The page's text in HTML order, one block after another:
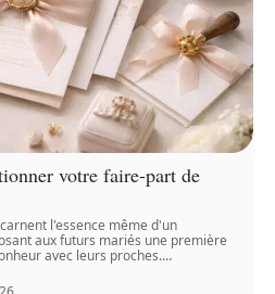
votre faire-part de
l'essence même d'un
aux futurs mariés une première
avec leurs proches.…